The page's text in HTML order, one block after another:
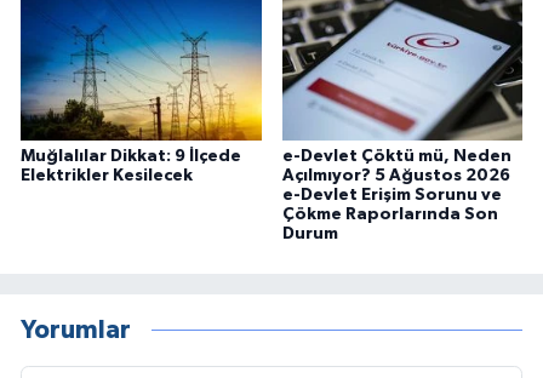
Muğlalılar Dikkat: 9 İlçede
Elektrikler Kesilecek
e-Devlet Çöktü mü, Neden
Açılmıyor? 5 Ağustos 2026
e-Devlet Erişim Sorunu ve
Çökme Raporlarında Son
Durum
Yorumlar